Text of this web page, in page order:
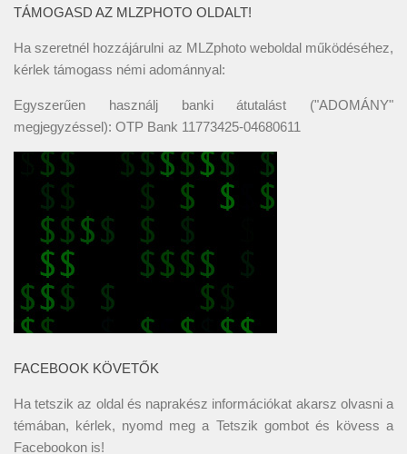
TÁMOGASD AZ MLZPHOTO OLDALT!
Ha szeretnél hozzájárulni az MLZphoto weboldal működéséhez,
kérlek támogass némi adománnyal:
Egyszerűen használj banki átutalást ("ADOMÁNY"
megjegyzéssel): OTP Bank 11773425-04680611
FACEBOOK KÖVETŐK
Ha tetszik az oldal és naprakész információkat akarsz olvasni a
témában, kérlek, nyomd meg a Tetszik gombot és kövess a
Facebookon is!